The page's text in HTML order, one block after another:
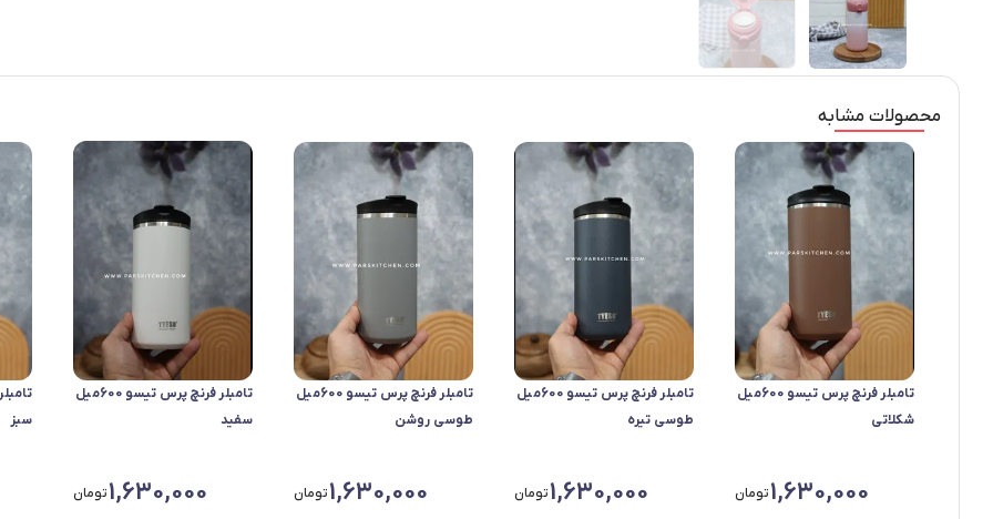
محصولات مشابه
تامبلر فرنچ پرس تیسو 600میل
شکلاتی
1,630,000تومان
تامبلر فرنچ پرس تیسو 600میل
طوسی تیره
1,630,000تومان
تامبلر فرنچ پرس تیسو 600میل
طوسی روشن
1,630,000تومان
تامبلر فرنچ پرس تیسو 600میل
سفید
1,630,000تومان
سبز